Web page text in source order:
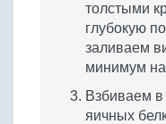
толстыми
глубокую
заливаем
минимум на
Взбиваем в
яичных